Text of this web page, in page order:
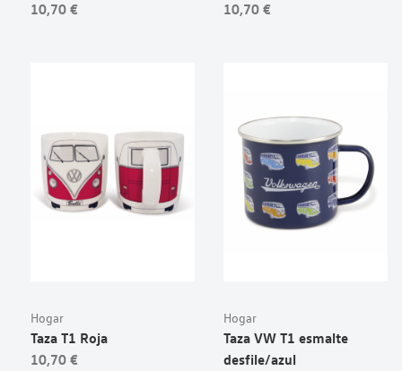
10,70 € 10,70 €
Hogar
Taza T1 Roja
10,70 €
Hogar
Taza VW T1 esmalte
desfile/azul